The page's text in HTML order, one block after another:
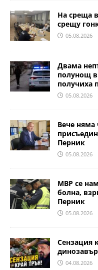
На среща
срещу
05.08.2026
Двама
полунощ
получиха
05.08.2026
Вече няма
Перник
05.08.2026
МВР се
болна,
Перник
05.08.2026
Сензация
04.08.2026